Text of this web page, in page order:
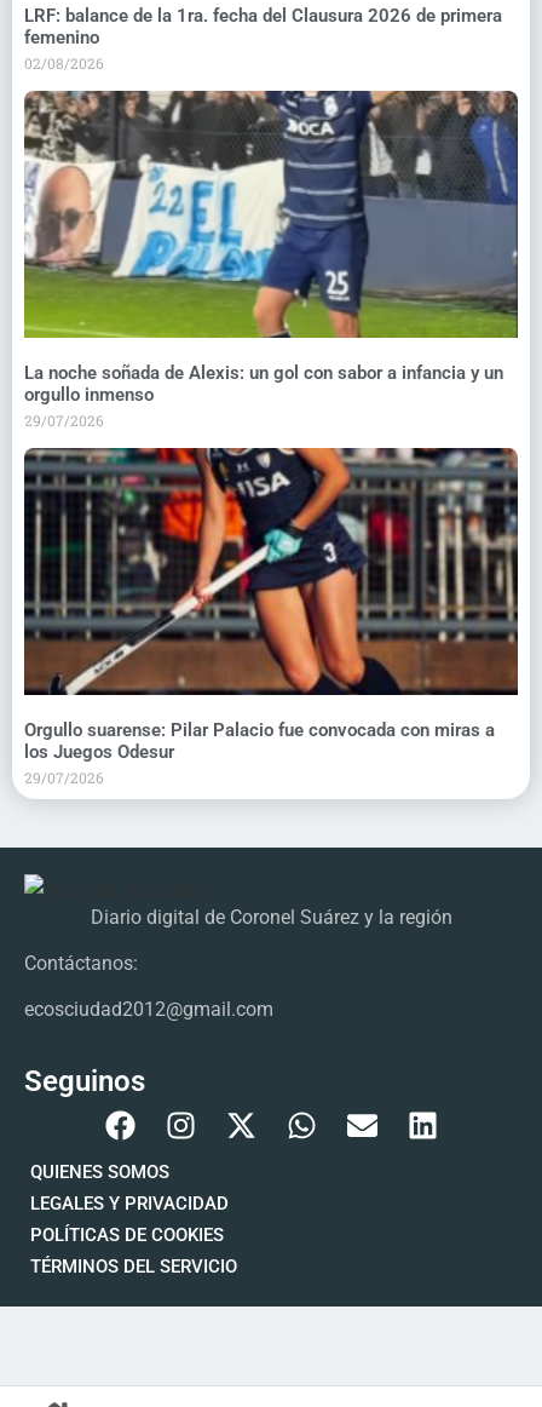
LRF: balance de la 1ra. fecha del Clausura 2026 de primera
femenino
02/08/2026
La noche soñada de Alexis: un gol con sabor a infancia y un
orgullo inmenso
29/07/2026
Orgullo suarense: Pilar Palacio fue convocada con miras a
los Juegos Odesur
29/07/2026
Diario digital de Coronel Suárez y la región
Contáctanos:
ecosciudad2012@gmail.com
Seguinos
QUIENES SOMOS
LEGALES Y PRIVACIDAD
POLÍTICAS DE COOKIES
TÉRMINOS DEL SERVICIO